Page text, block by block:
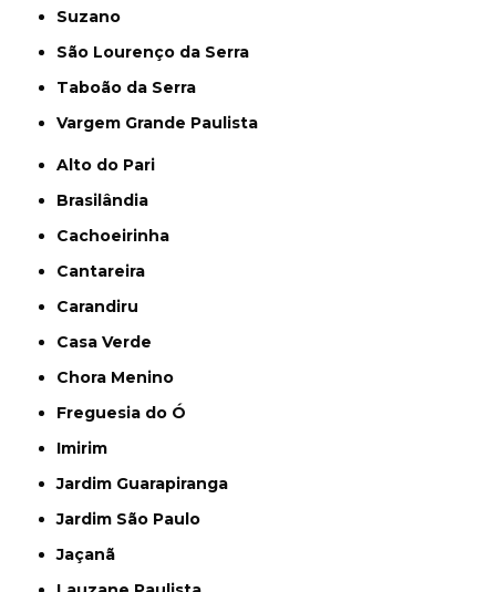
Suzano
São Lourenço da Serra
Taboão da Serra
Vargem Grande Paulista
Alto do Pari
Brasilândia
Cachoeirinha
Cantareira
Carandiru
Casa Verde
Chora Menino
Freguesia do Ó
Imirim
Jardim Guarapiranga
Jardim São Paulo
Jaçanã